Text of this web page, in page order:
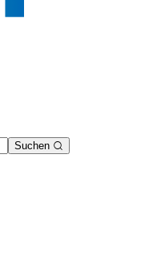
Suchen